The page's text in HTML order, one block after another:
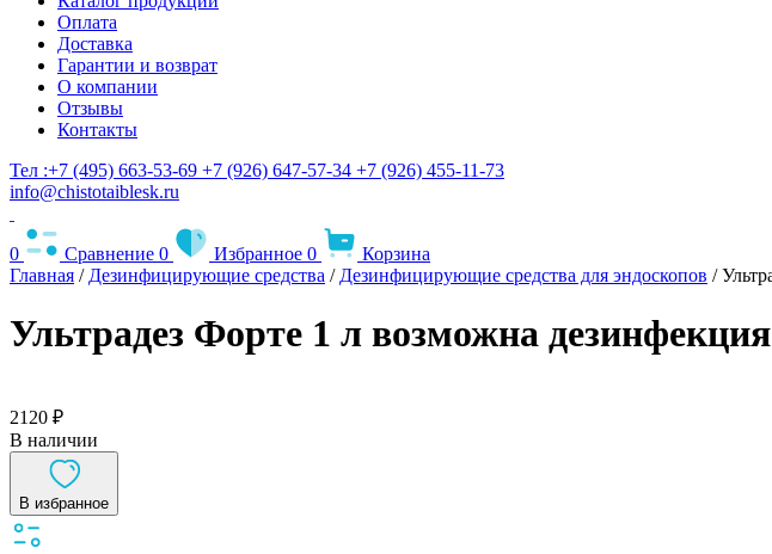
Оплата
Доставка
Гарантии и возврат
О компании
Отзывы
Контакты
Тел :+7 (495) 663-53-69 +7 (926) 647-57-34 +7 (926) 455-11-73
info@chistotaiblesk.ru
0 Сравнение 0 Избранное 0
Корзина
Главная / Дезинфицирующие средства / Дезинфицирующие средства для эндоскопов /
Ультрадез Форте 1 л возможна
2120 ₽
В наличии
В избранное